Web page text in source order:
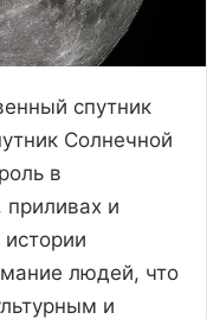
спутник
Солнечной
в
и
людей, что
и